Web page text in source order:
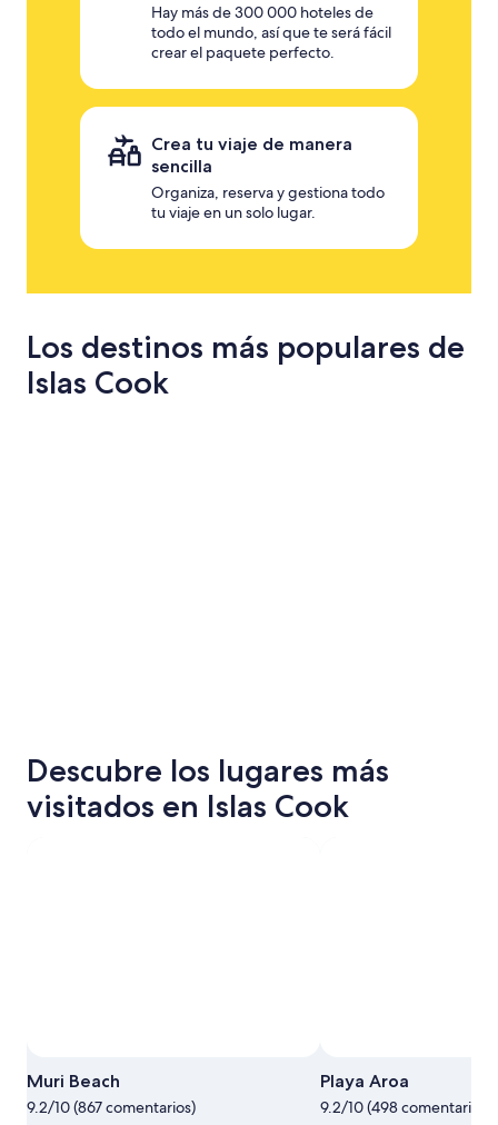
Hay más de 300 000 hoteles de
todo el mundo, así que te será fácil
crear el paquete perfecto.
Crea tu viaje de manera
sencilla
Organiza, reserva y gestiona todo
tu viaje en un solo lugar.
Los destinos más populares de
Islas Cook
Descubre los lugares más
visitados en Islas Cook
Muri Beach
9.2/10 (867 comentarios)
Playa Aroa
9.2/10 (498 comentarios)